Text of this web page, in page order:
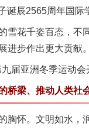
2565周年国际
花千姿百态，不
进步作出更大贡献。
亚洲冬季运动会
梁、推动人类社
怀。文明如水，